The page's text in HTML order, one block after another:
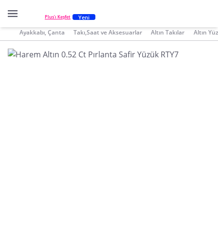
Plus'ı Keşfet Yeni
Ayakkabı, Çanta Takı,Saat ve Aksesuarlar Altın Takılar Altın